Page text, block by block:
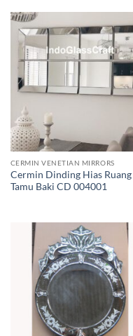
CERMIN VENETIAN MIRRORS
Cermin Dinding Hias Ruang
Tamu Baki CD 004001